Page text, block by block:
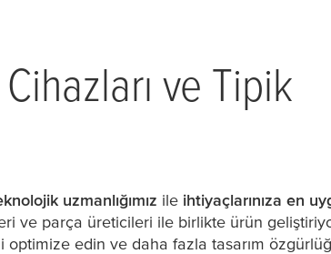
Cihazları ve Tipik
uzmanlığımız ile ihtiyaçlarınıza en
ve parça üreticileri ile birlikte ürün
optimize edin ve daha fazla tasarım